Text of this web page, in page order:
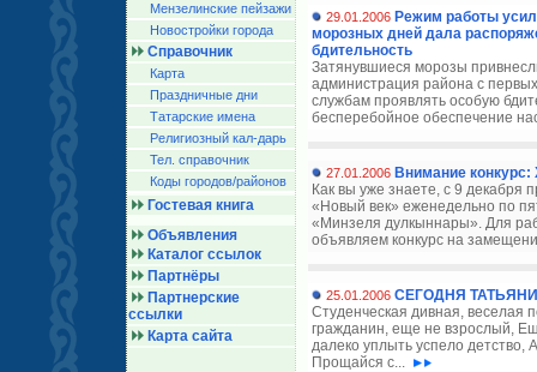
Мензелинские пейзажи
Новостройки города
Справочник
Карта
Праздничные дни
Татарские имена
Религиозный кал-дарь
Тел. справочник
Коды городов/райoнов
Гостевая книга
Объявления
Каталог ссылок
Партнёры
Партнерские
ссылки
Карта сайта
29.01.2006 Режим работы
морозных дней дала
бдительность
Затянувшиеся морозы
администрация района с
службам проявлять особую
бесперебойное обеспечение
27.01.2006 Внимание
Как вы уже знаете, с 9 декабря
«Новый век» еженедельно по
«Минзеля дулкыннары». Для
объявляем конкурс на
25.01.2006 СЕГОДНЯ
Студенческая дивная, веселая
гражданин, еще не взрослый,
далеко уплыть успело детство,
Прощайся с...